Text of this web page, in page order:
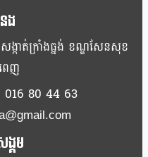
ង
កាត់ក្រាំងធ្នង់ ខណ្ឌសែនសុខ
េញ
016 80 44 63
គម